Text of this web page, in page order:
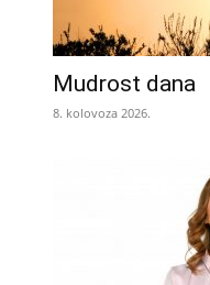
Mudrost dana
8. kolovoza 2026.